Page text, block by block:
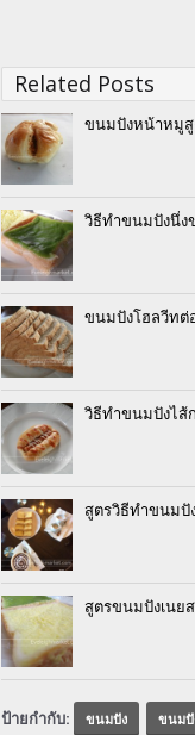
Related Posts
ขนมปังหน้าหมูสู
วิธีทำขนมปังนึ่ง
ขนมปังโฮลวีทต่
วิธีทำขนมปังไส้
สูตรวิธีทำขนมปั
สูตรขนมปังเนย
ป้ายกำกับ: ขนมปัง ขนมปั